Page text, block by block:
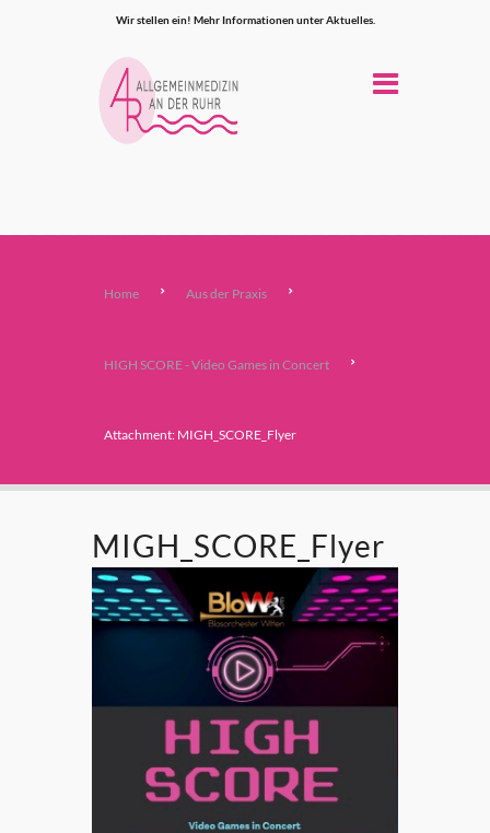
Wir stellen ein! Mehr Informationen unter Aktuelles.
Home Aus der Praxis
HIGH SCORE - Video Games in Concert
Attachment: MIGH_SCORE_Flyer
MIGH_SCORE_Flyer